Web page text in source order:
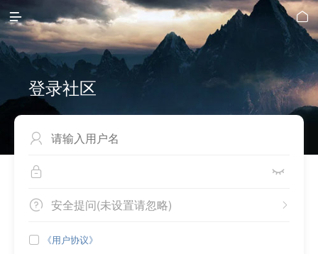
 
登录社区

 
 
安全提问(未设置请忽略)
 《用户协议》